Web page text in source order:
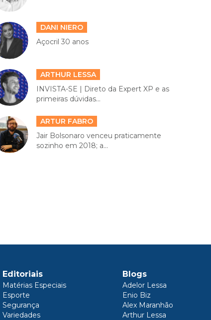
DANI NIERO
Açocril 30 anos
ARTHUR LESSA
INVISTA-SE | Direto da Expert XP e as
primeiras dúvidas...
ARTUR FABRO
Jair Bolsonaro venceu praticamente
sozinho em 2018; a...
Editoriais
Matérias Especiais
Esporte
Segurança
Variedades
Blogs
Adelor Lessa
Enio Biz
Alex Maranhão
Arthur Lessa